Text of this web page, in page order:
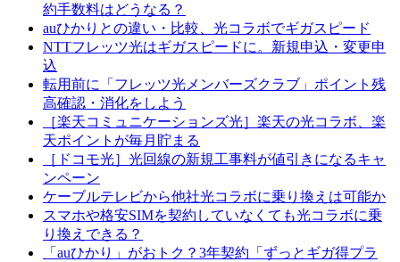
約手数料はどうなる？
auひかりとの違い・比較、光コラボでギガスピード
NTTフレッツ光はギガスピードに。新規申込・変更申
込
転用前に「フレッツ光メンバーズクラブ」ポイント残
高確認・消化をしよう
［楽天コミュニケーションズ光］楽天の光コラボ、楽
天ポイントが毎月貯まる
［ドコモ光］光回線の新規工事料が値引きになるキャ
ンペーン
ケーブルテレビから他社光コラボに乗り換えは可能か
スマホや格安SIMを契約していなくても光コラボに乗
り換えできる？
「auひかり」がおトク？3年契約「ずっとギガ得プラ